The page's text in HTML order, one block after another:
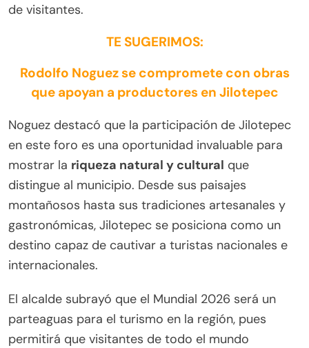
de visitantes.
TE SUGERIMOS:
Rodolfo Noguez se compromete con obras
que apoyan a productores en Jilotepec
Noguez destacó que la participación de Jilotepec
en este foro es una oportunidad invaluable para
mostrar la riqueza natural y cultural que
distingue al municipio. Desde sus paisajes
montañosos hasta sus tradiciones artesanales y
gastronómicas, Jilotepec se posiciona como un
destino capaz de cautivar a turistas nacionales e
internacionales.
El alcalde subrayó que el Mundial 2026 será un
parteaguas para el turismo en la región, pues
permitirá que visitantes de todo el mundo